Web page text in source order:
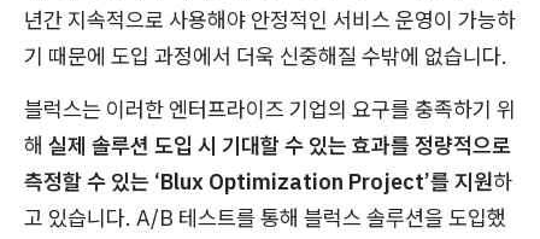
년간 지속적으로 사용해야 안정적인 서비스 운영이 가능하
기 때문에 도입 과정에서 더욱 신중해질 수밖에 없습니다.
블럭스는 이러한 엔터프라이즈 기업의 요구를 충족하기 위
해 실제 솔루션 도입 시 기대할 수 있는 효과를 정량적으로
측정할 수 있는 ‘Blux Optimization Project’를 지원하
고 있습니다. A/B 테스트를 통해 블럭스 솔루션을 도입했